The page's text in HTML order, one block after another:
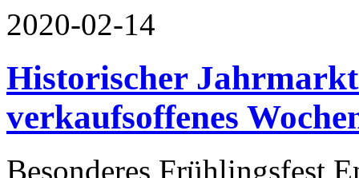
2020-02-14
Historischer
verkaufsoffenes
Besonderes Frühlingsfest